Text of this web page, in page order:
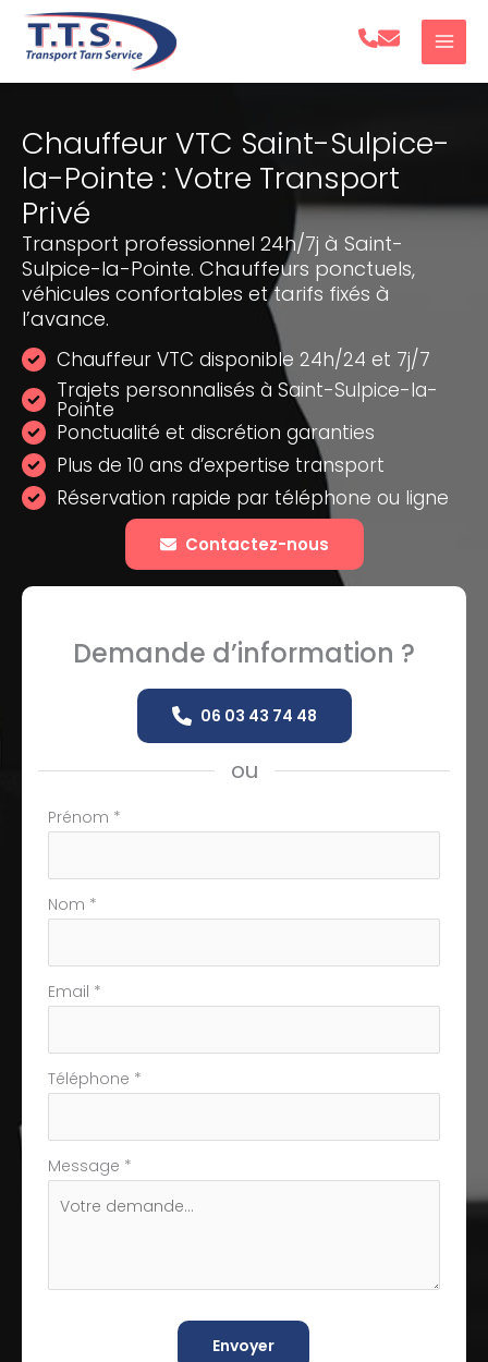
Aller
Chauffeur VTC Saint-Sulpice-
la-Pointe : Votre Transport
Privé
Transport professionnel 24h/7j à Saint-
Sulpice-la-Pointe. Chauffeurs ponctuels,
véhicules confortables et tarifs fixés à
l’avance.
Chauffeur VTC disponible 24h/24 et 7j/7
Trajets personnalisés à Saint-Sulpice-la-
Pointe
Ponctualité et discrétion garanties
Plus de 10 ans d’expertise transport
Réservation rapide par téléphone ou ligne
Contactez-nous
Demande d’information ?
06 03 43 74 48
ou
Formulaire
téléphone
Prénom *
Nom *
Email *
Téléphone *
Message *
Envoyer